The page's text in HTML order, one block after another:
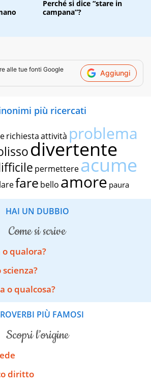
Perché si dice “stare in
campana”?
alle tue fonti Google
Aggiungi
più ricercati
richiestaattività problema
divertente
permettereacume
fare bello amore paura
HAI UN DUBBIO
come si scrive
o qualora?
scienza?
o qualcosa?
PIÙ FAMOSI
scopri l’origine
diritto